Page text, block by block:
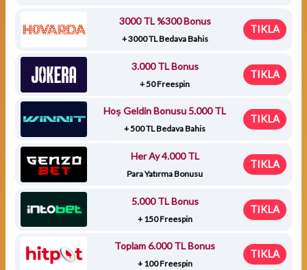
3000 TL %300 Bonus
+ 3000 TL Bedava Bahis
TIKLA
3.000 TL Bonus
+ 50 Freespin
TIKLA
Hoş Geldin Bonusu 5.000 TL
+ 500 TL Bedava Bahis
TIKLA
Her Ay 4.000 TL
Para Yatırma Bonusu
TIKLA
5.000 TL Bonus
+ 150 Freespin
TIKLA
Toplam 6.000 TL Bonus
+ 100 Freespin
TIKLA